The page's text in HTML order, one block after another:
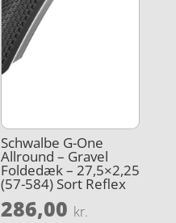
Schwalbe G-One
Allround – Gravel
Foldedæk – 27,5×2,25
(57-584) Sort Reflex
286,00 kr.